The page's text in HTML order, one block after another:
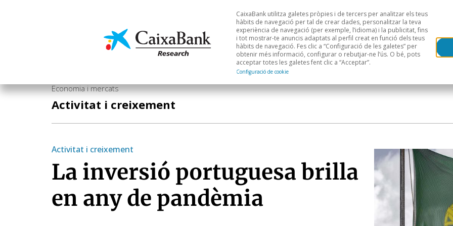
Economia i mercats Anàlisi sectorial Àrees geogràfiques
CaixaBank utilitza galetes pròpies i de tercers per analitzar els teus
hàbits de navegació per tal de crear dades, personalitzar la teva
experiència de navegació (per exemple, l’idioma) i la publicitat, fins
i tot mostrar-te anuncis adaptats al perfil creat en funció dels teus
hàbits de navegació. Fes clic a “Configuració de les galetes” per
obtenir més informació, configurar o rebutjar-ne l’ús. O bé, pots
acceptar totes les galetes fent clic a “Acceptar”.
Configuració de cookie
Economia i mercats
Activitat i creixement
Activitat i creixement
La inversió portuguesa brilla
en any de pandèmia